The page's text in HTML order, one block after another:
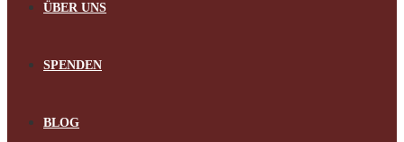
ÜBER UNS
SPENDEN
BLOG